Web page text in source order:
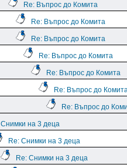
Re: Въпрос до Комита
Re: Въпрос до Комита
Re: Въпрос до Комита
Re: Въпрос до Комита
Re: Въпрос до Комита
Re: Въпрос до
Re: Въпрос до
Снимки на 3 деца
Re: Снимки на 3 деца
Re: Снимки на 3 деца